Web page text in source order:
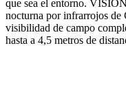
que sea el entorno.
nocturna por infrarrojos de
visibilidad de campo
hasta a 4,5 metros de